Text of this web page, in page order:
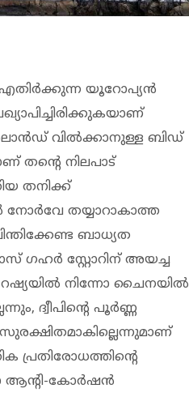
എതിര്‍ക്കുന്ന യൂറോപ്യന്‍
വില്‍ക്കാനുള്ള ബിഡ്
തന്റെ നിലപാട്
തനിക്ക്
തയ്യാറാകാത്ത
ബാധ്യത
ഗഹര്‍ സ്റ്റോറിന് അയച്ച
റഷ്യയില്‍ നിന്നോ ചൈനയില്‍
ദ്വീപിന്റെ പൂര്‍ണ്ണ
പ്രതിരോധത്തിന്റെ
കോര്‍ഷന്‍